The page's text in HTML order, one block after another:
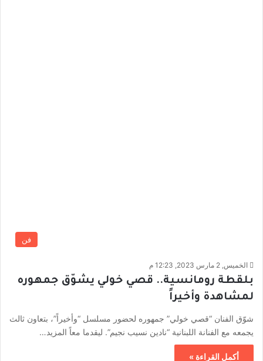
فن
الخميس, 2 مارس 2023, 12:23 م
بلقطة رومانسية.. قصي خولي يشوّق جمهوره
لمشاهدة وأخيراً
شوّق الفنان “قصي خولي” جمهوره لحضور مسلسل “وأخيراً”، بتعاون ثالث
يجمعه مع الفنانة اللبنانية “نادين نسيب نجيم”. ليقدما معاً المزيد…
أكمل القراءة »